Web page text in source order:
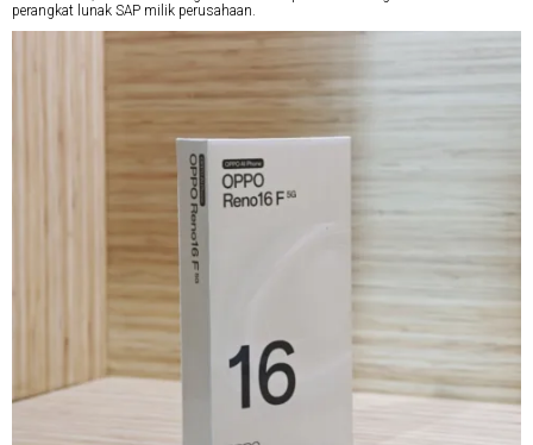
perangkat lunak SAP milik perusahaan.